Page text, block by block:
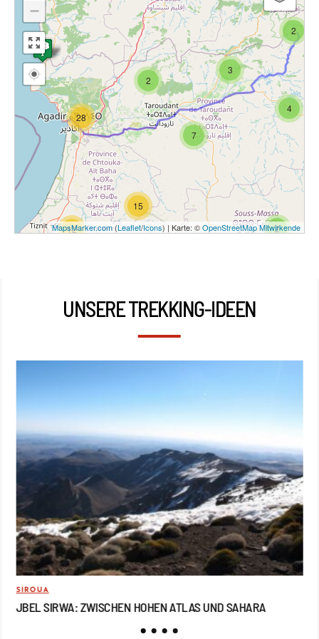
2
3
2
12 2
15
28
4
7
−
MapsMarker.com(Leaflet/Icons) | Karte: ©OpenStreetMap Mitwirkende
UNSERE TREKKING-IDEEN
SIROUA
JBEL SIRWA: ZWISCHEN HOHEN ATLAS UND SAHARA